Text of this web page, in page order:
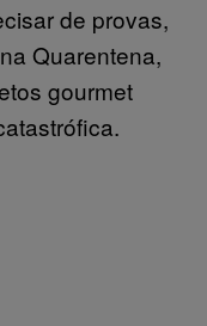
de provas,
Quarentena,
gourmet